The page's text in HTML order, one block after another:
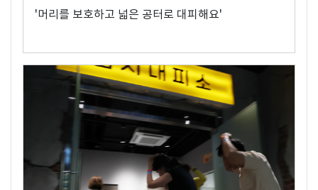
'머리를 보호하고 넓은 공터로 대피해요'